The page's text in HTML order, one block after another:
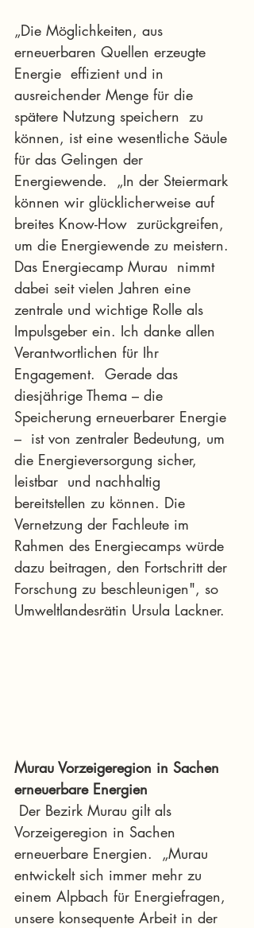
„Die Möglichkeiten, aus
erneuerbaren Quellen erzeugte
Energie  effizient und in
ausreichender Menge für die
spätere Nutzung speichern  zu
können, ist eine wesentliche Säule
für das Gelingen der
Energiewende.  „In der Steiermark
können wir glücklicherweise auf
breites Know-How  zurückgreifen,
um die Energiewende zu meistern.
Das Energiecamp Murau  nimmt
dabei seit vielen Jahren eine
zentrale und wichtige Rolle als
Impulsgeber ein. Ich danke allen
Verantwortlichen für Ihr
Engagement.  Gerade das
diesjährige Thema – die
Speicherung erneuerbarer Energie
–  ist von zentraler Bedeutung, um
die Energieversorgung sicher,
leistbar  und nachhaltig
bereitstellen zu können. Die
Vernetzung der Fachleute im
Rahmen des Energiecamps würde
dazu beitragen, den Fortschritt der
Forschung zu beschleunigen", so
Umweltlandesrätin Ursula Lackner.
Murau Vorzeigeregion in Sachen
erneuerbare Energien
Vorzeigeregion in Sachen
erneuerbare Energien.  „Murau
entwickelt sich immer mehr zu
einem Alpbach für Energiefragen,
unsere konsequente Arbeit in der